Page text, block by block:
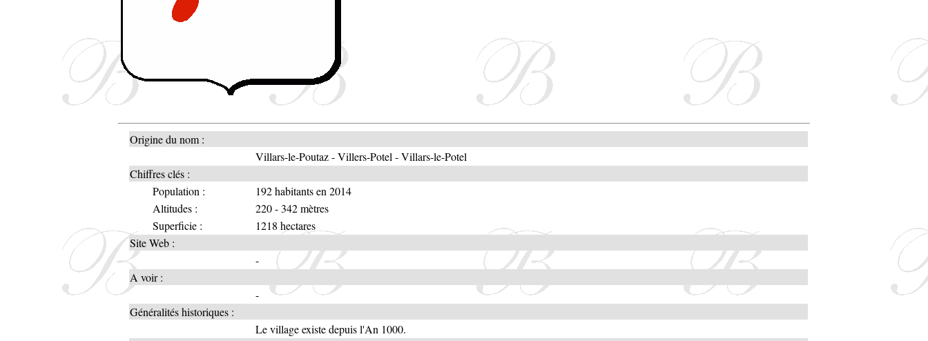
Origine du nom :
Villars-le-Poutaz - Villers-Potel - Villars-le-Potel
Chiffres clés :
Population :
192 habitants en 2014
Altitudes :
220 - 342 mètres
Superficie :
1218 hectares
Site Web :
-
A voir :
-
Généralités historiques :
Le village existe depuis l'An 1000.